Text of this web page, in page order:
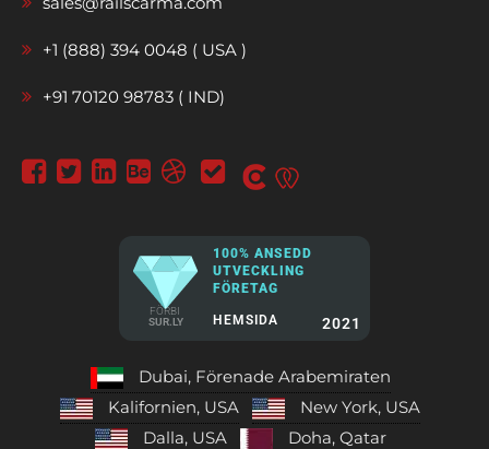
+1 (888) 394 0048 ( USA )
+91 70120 98783 ( IND)
FÖRBI
SUR.LY
100% ANSEDD
UTVECKLING
FÖRETAG
HEMSIDA 2021
Dubai, Förenade Arabemiraten
Kalifornien, USA
New York, USA
Dalla, USA
Doha, Qatar